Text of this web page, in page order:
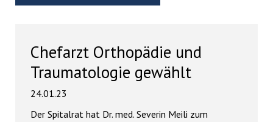
Chefarzt Orthopädie und
Traumatologie gewählt
24.01.23
Der Spitalrat hat Dr. med. Severin Meili zum